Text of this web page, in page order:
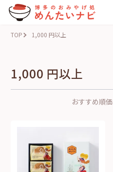
TOP 1,000 円以上
1,000 円以上
おすすめ順